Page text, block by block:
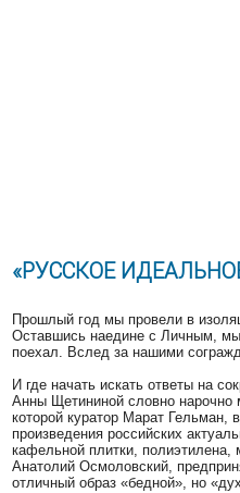
«РУССКОЕ
Прошлый год мы провели в
Оставшись наедине с Личным, мы
поехал. Вслед за нашими
И где начать искать ответы на
Анны Щетининой словно нарочно
которой куратор Марат Гельман,
произведения российских
кафельной плитки,
Анатолий Осмоловский,
отличный образ «бедной», но